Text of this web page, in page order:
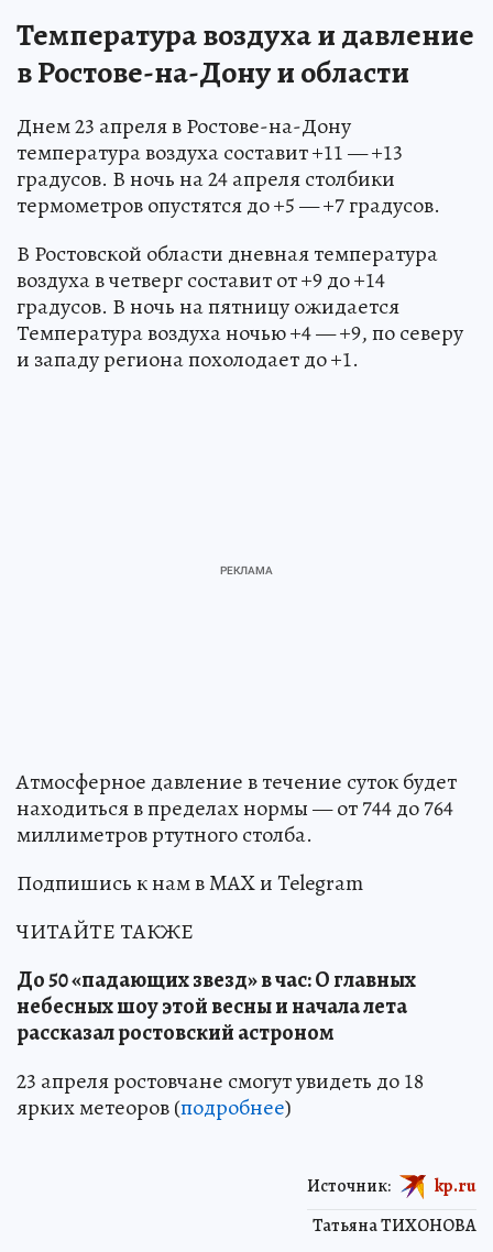
Температура воздуха и давление
в Ростове-на-Дону и области
Днем 23 апреля в Ростове-на-Дону
температура воздуха составит +11 — +13
градусов. В ночь на 24 апреля столбики
термометров опустятся до +5 — +7 градусов.
В Ростовской области дневная температура
воздуха в четверг составит от +9 до +14
градусов. В ночь на пятницу ожидается
Температура воздуха ночью +4 — +9, по северу
и западу региона похолодает до +1.
Атмосферное давление в течение суток будет
находиться в пределах нормы — от 744 до 764
миллиметров ртутного столба.
Подпишись к нам в MAX и Telegram
ЧИТАЙТЕ ТАКЖЕ
До 50 «падающих звезд» в час: О главных
небесных шоу этой весны и начала лета
рассказал ростовский астроном
23 апреля ростовчане смогут увидеть до 18
ярких метеоров (подробнее)
Татьяна ТИХОНОВА
Источник: kp.ru